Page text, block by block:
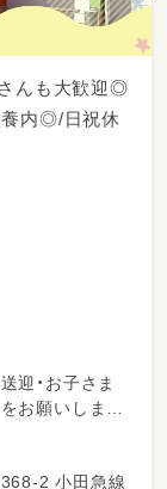
んも大歓迎◎
養内◎/日祝休
迎・お子さま
お願いしま
車でOKです）
田急線